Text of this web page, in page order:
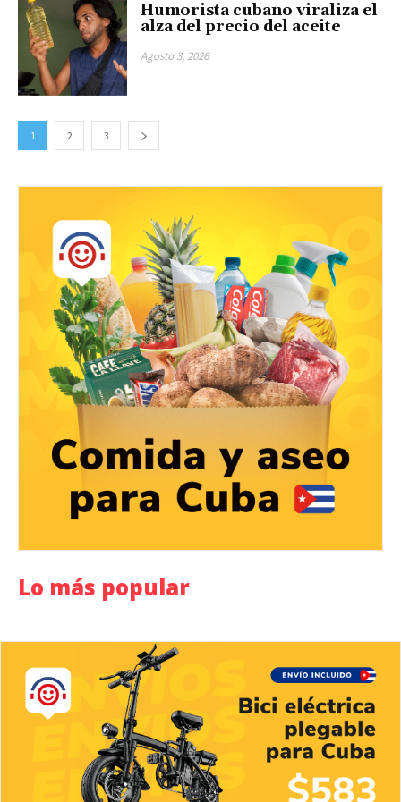
Humorista cubano viraliza el
alza del precio del aceite
Agosto 3, 2026
1 2 3
Lo más popular